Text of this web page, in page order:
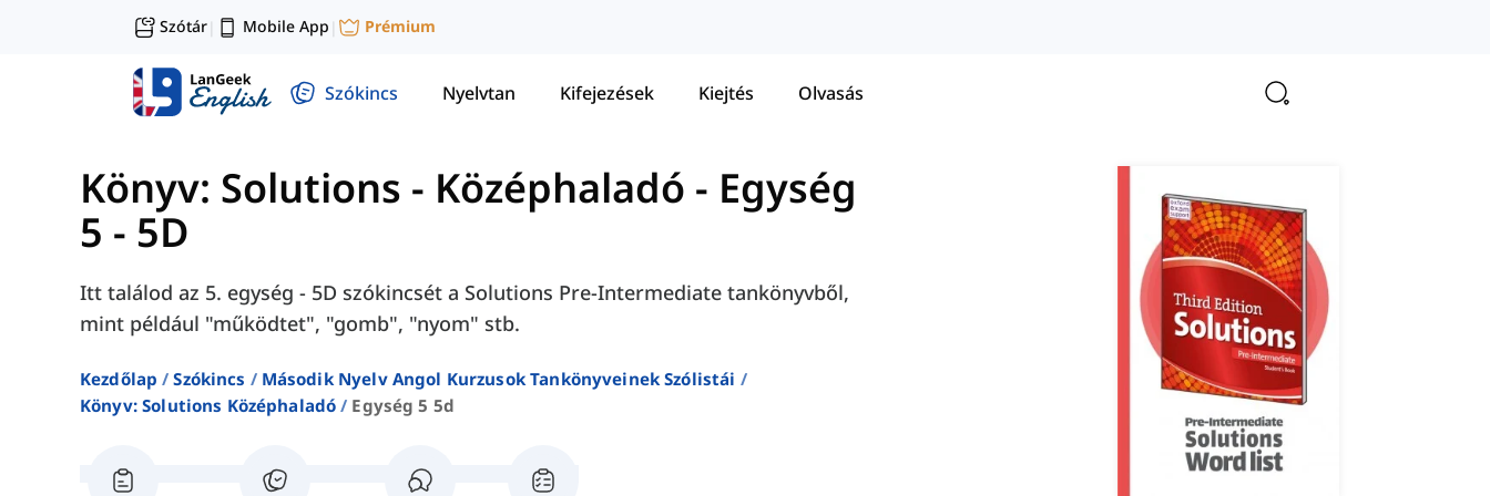
Szótár| Mobile App | Prémium
Szókincs Nyelvtan Kifejezések Kiejtés Olvasás
Könyv: Solutions - Középhaladó - Egység
5 - 5D
Itt találod az 5. egység - 5D szókincsét a Solutions Pre-Intermediate tankönyvből,
mint például "működtet", "gomb", "nyom" stb.
Kezdőlap Szókincs
Második Nyelv Angol Kurzusok Tankönyveinek Szólistái
Könyv: Solutions Középhaladó
Egység 5 5d